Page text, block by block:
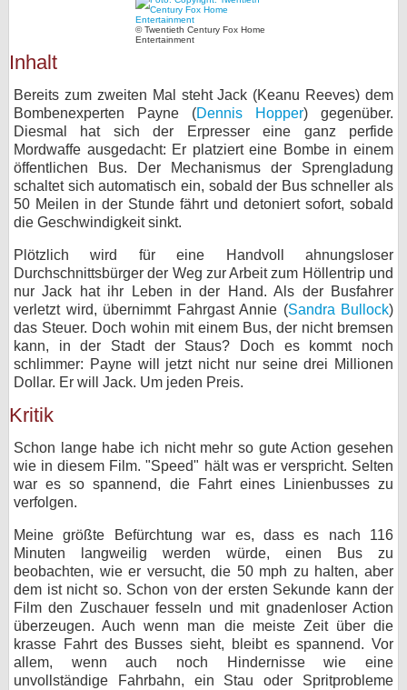
© Twentieth Century Fox Home
Entertainment
Inhalt
Bereits zum zweiten Mal steht Jack (Keanu Reeves) dem
Bombenexperten Payne (Dennis Hopper) gegenüber.
Diesmal hat sich der Erpresser eine ganz perfide
Mordwaffe ausgedacht: Er platziert eine Bombe in einem
öffentlichen Bus. Der Mechanismus der Sprengladung
schaltet sich automatisch ein, sobald der Bus schneller als
50 Meilen in der Stunde fährt und detoniert sofort, sobald
die Geschwindigkeit sinkt.
Plötzlich wird für eine Handvoll ahnungsloser
Durchschnittsbürger der Weg zur Arbeit zum Höllentrip und
nur Jack hat ihr Leben in der Hand. Als der Busfahrer
verletzt wird, übernimmt Fahrgast Annie (Sandra Bullock)
das Steuer. Doch wohin mit einem Bus, der nicht bremsen
kann, in der Stadt der Staus? Doch es kommt noch
schlimmer: Payne will jetzt nicht nur seine drei Millionen
Dollar. Er will Jack. Um jeden Preis.
Kritik
Schon lange habe ich nicht mehr so gute Action gesehen
wie in diesem Film. "Speed" hält was er verspricht. Selten
war es so spannend, die Fahrt eines Linienbusses zu
verfolgen.
Meine größte Befürchtung war es, dass es nach 116
Minuten langweilig werden würde, einen Bus zu
beobachten, wie er versucht, die 50 mph zu halten, aber
dem ist nicht so. Schon von der ersten Sekunde kann der
Film den Zuschauer fesseln und mit gnadenloser Action
überzeugen. Auch wenn man die meiste Zeit über die
krasse Fahrt des Busses sieht, bleibt es spannend. Vor
allem, wenn auch noch Hindernisse wie eine
unvollständige Fahrbahn, ein Stau oder Spritprobleme
bei X
bei Facebook
Kontakt
Nutzungsbedingungen
Datenschutz
Impressum
Desktop-Ansicht
myFanbase